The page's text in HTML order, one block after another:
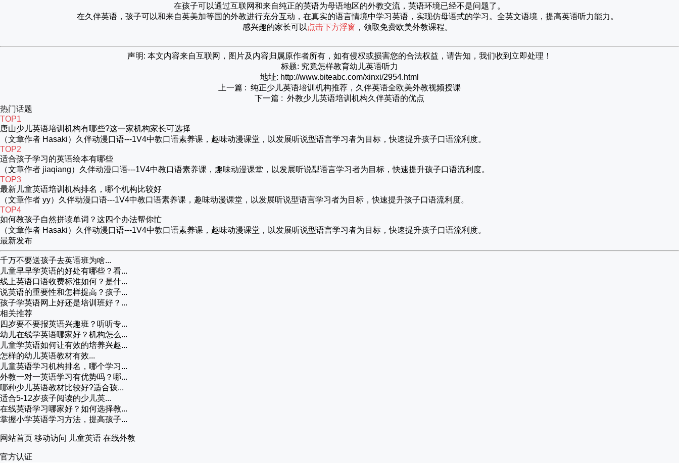
在孩子可以通过互联网和来自纯正的英语为母语地区的外教交流，英语环境已经不是问题了。
在久伴英语，孩子可以和来自英美加等国的外教进行充分互动，在真实的语言情境中学习英语，实现仿母语式的学习。全英文语境，提高英语听力能力。
感兴趣的家长可以 点击下方浮窗 ，领取免费欧美外教课程。
声明: 本文内容来自互联网，图片及内容归属原作者所有，如有侵权或损害您的合法权益，请告知，我们收到立即处理！
标题: 究竟怎样教育幼儿英语听力
地址: http://www.biteabc.com/xinxi/2954.html
上一篇 : 纯正少儿英语培训机构推荐，久伴英语全欧美外教视频授课
下一篇 : 外教少儿英语培训机构久伴英语的优点
热门话题
TOP1
唐山少儿英语培训机构有哪些?这一家机构家长可选择
（文章作者 Hasaki）久伴动漫口语---1V4中教口语素养课，趣味动漫课堂，以发展听说型语言学习者为目标，快速提升孩子口语流利度。
TOP2
适合孩子学习的英语绘本有哪些
（文章作者 jiaqiang）久伴动漫口语---1V4中教口语素养课，趣味动漫课堂，以发展听说型语言学习者为目标，快速提升孩子口语流利度。
TOP3
最新儿童英语培训机构排名，哪个机构比较好
（文章作者 yy）久伴动漫口语---1V4中教口语素养课，趣味动漫课堂，以发展听说型语言学习者为目标，快速提升孩子口语流利度。
TOP4
如何教孩子自然拼读单词？这四个办法帮你忙
（文章作者 Hasaki）久伴动漫口语---1V4中教口语素养课，趣味动漫课堂，以发展听说型语言学习者为目标，快速提升孩子口语流利度。
最新发布
千万不要送孩子去英语班为啥...
儿童早早学英语的好处有哪些？看...
线上英语口语收费标准如何？是什...
说英语的重要性和怎样提高？孩子...
孩子学英语网上好还是培训班好？...
相关推荐
四岁要不要报英语兴趣班？听听专...
幼儿在线学英语哪家好？机构怎么...
儿童学英语如何让有效的培养兴趣...
怎样的幼儿英语教材有效...
儿童英语学习机构排名，哪个学习...
外教一对一英语学习有优势吗？哪...
哪种少儿英语教材比较好?适合孩...
适合5-12岁孩子阅读的少儿英...
在线英语学习哪家好？如何选择教...
掌握小学英语学习方法，提高孩子...
网站首页 移动访问 儿童英语 在线外教
官方认证